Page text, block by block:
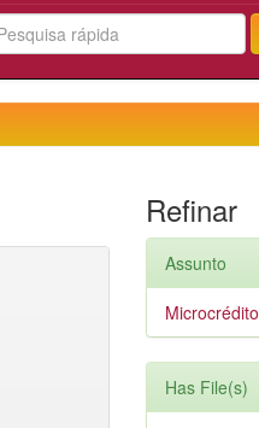
Refinar
Assunto
Microcrédito
Has File(s)